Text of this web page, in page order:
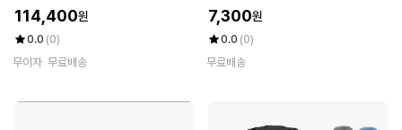
FKEP13)
114,400원
0.0 (0)
무이자 무료배송
Z)
7,300원
0.0 (0)
무료배송